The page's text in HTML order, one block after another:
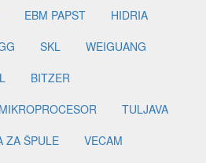
EBM PAPST
HIDRIA
SKL
WEIGUANG
BITZER
MIKROPROCESOR
TULJAVA
ZA ŠPULE
VECAM